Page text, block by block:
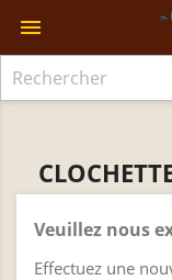

Veuillez nous
Effectuez une